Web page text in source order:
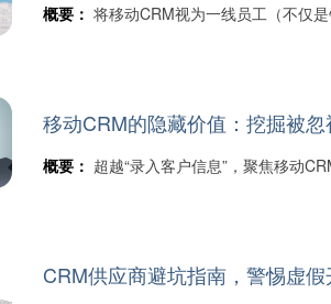
概要： 将移动CRM视为一线员工（不仅
移动CRM的隐藏价值：挖掘被
概要： 超越“录入客户信息”，聚焦移动
CRM供应商避坑指南，警惕虚